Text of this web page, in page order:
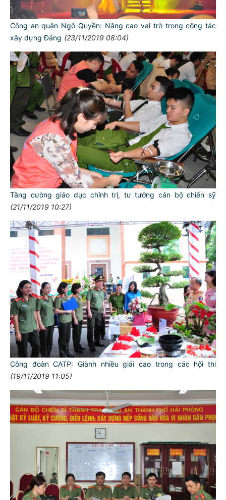
Công an quận Ngô Quyền: Nâng cao vai trò trong công tác
xây dựng Đảng (23/11/2019 08:04)
Tăng cường giáo dục chính trị, tư tưởng cán bộ chiến sỹ
(21/11/2019 10:27)
Công đoàn CATP: Giành nhiều giải cao trong các hội thi
(19/11/2019 11:05)